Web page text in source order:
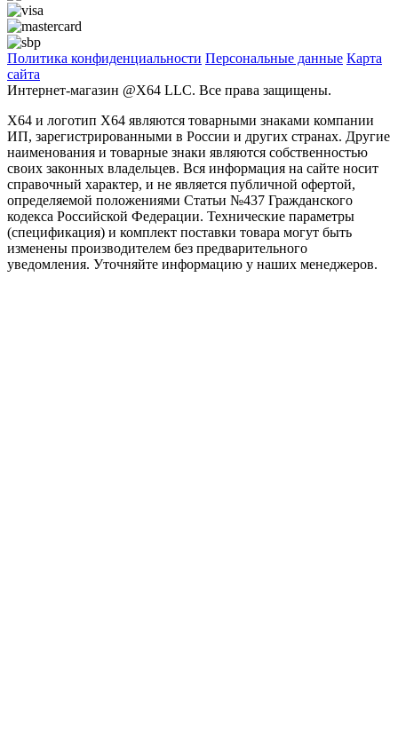
Политика конфиденциальности Персональные дaнные Карта
сайта
Интернет-магазин @X64 LLC. Все права защищены.
X64 и логотип X64 являются товарными знаками компании
ИП, зарегистрированными в России и других странах. Другие
наименования и товарные знаки являются собственностью
своих законных владельцев. Вся информация на сайте носит
справочный характер, и не является публичной офертой,
определяемой положениями Статьи №437 Гражданского
кодекса Российской Федерации. Технические параметры
(спецификация) и комплект поставки товара могут быть
изменены производителем без предварительного
уведомления. Уточняйте информацию у наших менеджеров.